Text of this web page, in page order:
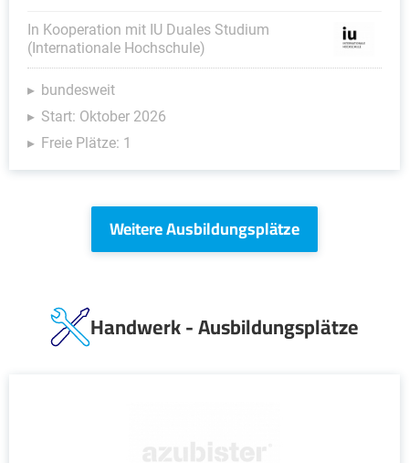
In Kooperation mit IU Duales Studium
(Internationale Hochschule)
bundesweit
Start: Oktober 2026
Freie Plätze: 1
Weitere Ausbildungsplätze
Handwerk - Ausbildungsplätze